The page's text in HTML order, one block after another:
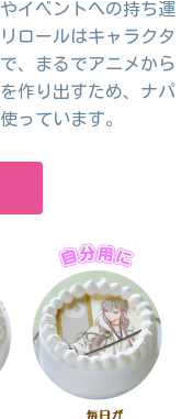
イベントへの持ち運
ロールはキャラクタ
、まるでアニメから
作り出すため、ナパ
っています。